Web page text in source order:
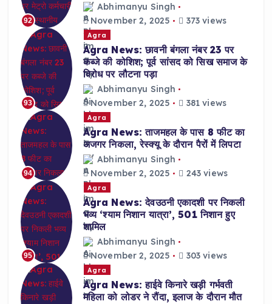
92
Abhimanyu Singh
November 2, 2025
373 views
93
Agra
Agra News: छावनी बंगला नंबर 23 पर
कब्जे की कोशिश; पूर्व सांसद को सिख समाज के
विरोध पर लौटना पड़ा
Abhimanyu Singh
November 2, 2025
381 views
94
Agra
Agra News: ताजमहल के पास 8 फीट का
अजगर निकला, रेस्क्यू के दौरान पैरों में लिपटा
Abhimanyu Singh
November 2, 2025
243 views
95
Agra
Agra News: देवउठनी एकादशी पर निकली
भव्य ‘श्याम निशान यात्रा’, 501 निशान हुए
शामिल
Abhimanyu Singh
November 2, 2025
303 views
Agra
Agra News: हाईवे किनारे खड़ी गर्भवती
महिला को लोडर ने रौंदा, इलाज के दौरान मौत